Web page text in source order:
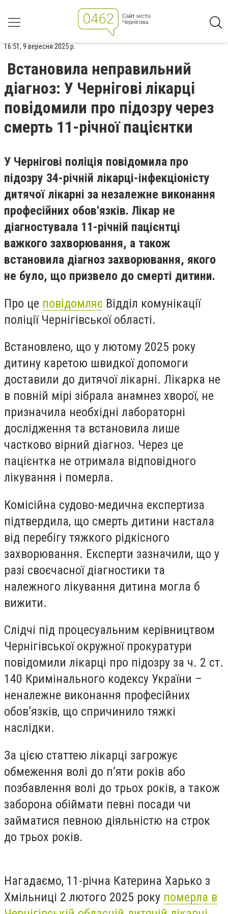
16:51, 9 вересня 2025 р.
Встановила неправильний
діагноз: У Чернігові лікарці
повідомили про підозру через
смерть 11-річної пацієнтки
У Чернігові поліція повідомила про
підозру 34-річній лікарці-інфекціоністу
дитячої лікарні за незалежне виконання
професійних обов‘язків. Лікар не
діагностувала 11-річній пацієнтці
важкого захворювання, а також
встановила діагноз захворювання, якого
не було, що призвело до смерті дитини.
Про це повідомляє Відділ комунікації
поліції Чернігівської області.
Встановлено, що у лютому 2025 року
дитину каретою швидкої допомоги
доставили до дитячої лікарні. Лікарка не
в повній мірі зібрала анамнез хворої, не
призначила необхідні лабораторні
дослідження та встановила лише
частково вірний діагноз. Через це
пацієнтка не отримала відповідного
лікування і померла.
Комісійна судово-медична експертиза
підтвердила, що смерть дитини настала
від перебігу тяжкого рідкісного
захворювання. Експерти зазначили, що у
разі своєчасної діагностики та
належного лікування дитина могла б
вижити.
Слідчі під процесуальним керівництвом
Чернігівської окружної прокуратури
повідомили лікарці про підозру за ч. 2 ст.
140 Кримінального кодексу України –
неналежне виконання професійних
обов’язків, що спричинило тяжкі
наслідки.
За цією статтею лікарці загрожує
обмеження волі до п’яти років або
позбавлення волі до трьох років, а також
заборона обіймати певні посади чи
займатися певною діяльністю на строк
до трьох років.
Нагадаємо, 11-річна Катерина Харько з
Хмільниці 2 лютого 2025 року померла в